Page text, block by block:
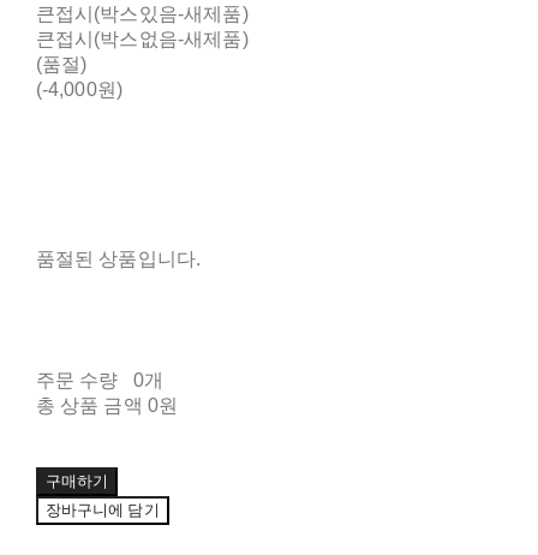
큰접시(박스있음-새제품)
큰접시(박스없음-새제품)
(품절)
(-4,000원)
품절된 상품입니다.
주문 수량
0개
총 상품 금액 0원
구매하기
장바구니에 담기